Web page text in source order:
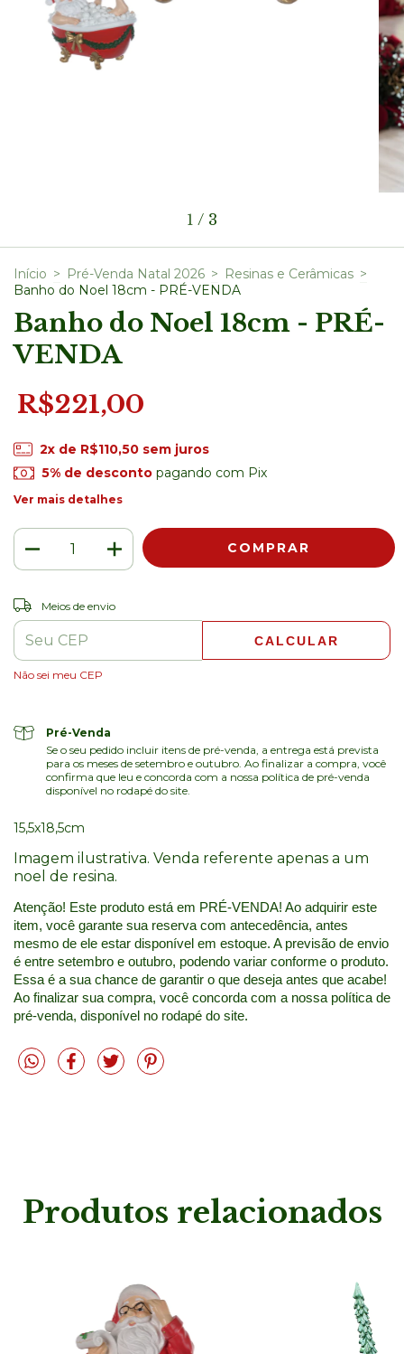
1 / 3
Início > Pré-Venda Natal 2026 > Resinas e Cerâmicas >
Banho do Noel 18cm - PRÉ-VENDA
Banho do Noel 18cm - PRÉ-
VENDA
R$221,00
2x de R$110,50sem juros
5% de desconto pagando com Pix
Ver mais detalhes
Entregas para o CEP:
Meios de envio
CALCULAR
Não sei meu CEP
Pré-Venda
Se o seu pedido incluir itens de pré-venda, a entrega está prevista
para os meses de setembro e outubro. Ao finalizar a compra, você
confirma que leu e concorda com a nossa política de pré-venda
disponível no rodapé do site.
15,5x18,5cm
Imagem ilustrativa. Venda referente apenas a um
noel de resina.
Atenção! Este produto está em PRÉ-VENDA! Ao adquirir este
item, você garante sua reserva com antecedência, antes
mesmo de ele estar disponível em estoque. A previsão de envio
é entre setembro e outubro, podendo variar conforme o produto.
Essa é a sua chance de garantir o que deseja antes que acabe!
Ao finalizar sua compra, você concorda com a nossa política de
pré-venda, disponível no rodapé do site.
Produtos relacionados